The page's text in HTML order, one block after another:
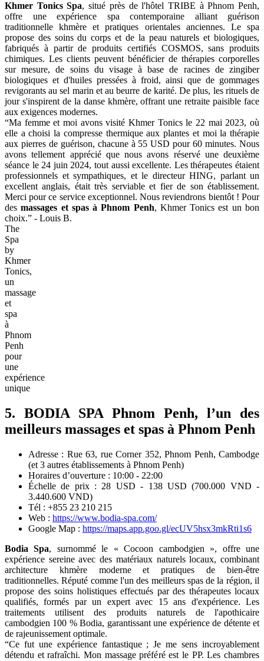
Khmer Tonics Spa, situé près de l'hôtel TRIBE à Phnom Penh,
offre une expérience spa contemporaine alliant guérison
traditionnelle khmère et pratiques orientales anciennes. Le spa
propose des soins du corps et de la peau naturels et biologiques,
fabriqués à partir de produits certifiés COSMOS, sans produits
chimiques. Les clients peuvent bénéficier de thérapies corporelles
sur mesure, de soins du visage à base de racines de zingiber
biologiques et d'huiles pressées à froid, ainsi que de gommages
revigorants au sel marin et au beurre de karité. De plus, les rituels de
jour s'inspirent de la danse khmère, offrant une retraite paisible face
aux exigences modernes.
“Ma femme et moi avons visité Khmer Tonics le 22 mai 2023, où
elle a choisi la compresse thermique aux plantes et moi la thérapie
aux pierres de guérison, chacune à 55 USD pour 60 minutes. Nous
avons tellement apprécié que nous avons réservé une deuxième
séance le 24 juin 2024, tout aussi excellente. Les thérapeutes étaient
professionnels et sympathiques, et le directeur HING, parlant un
excellent anglais, était très serviable et fier de son établissement.
Merci pour ce service exceptionnel. Nous reviendrons bientôt ! Pour
desmassages et spas à Phnom Penh, Khmer Tonics est un bon
choix.” - Louis B.
The
Spa
by
Khmer
Tonics,
un
massage
et
spa
à
Phnom
Penh
pour
une
expérience
unique
5. BODIA SPA Phnom Penh, l’un des
meilleurs massages et spas à Phnom Penh
Adresse : Rue 63, rue Corner 352, Phnom Penh, Cambodge
(et 3 autres établissements à Phnom Penh)
Horaires d’ouverture : 10:00 - 22:00
Échelle de prix : 28 USD - 138 USD (700.000 VND -
3.440.600 VND)
Tél : +855 23 210 215
Web : https://www.bodia-spa.com/
Google Map : https://maps.app.goo.gl/ecUV5hsx3mkRti1s6
Bodia Spa, surnommé le « Cocoon cambodgien », offre une
expérience sereine avec des matériaux naturels locaux, combinant
architecture khmère moderne et pratiques de bien-être
traditionnelles. Réputé comme l'un des meilleurs spas de la région, il
propose des soins holistiques effectués par des thérapeutes locaux
qualifiés, formés par un expert avec 15 ans d'expérience. Les
traitements utilisent des produits naturels de l'apothicaire
cambodgien 100 % Bodia, garantissant une expérience de détente et
de rajeunissement optimale.
“Ce fut une expérience fantastique ; Je me sens incroyablement
détendu et rafraîchi. Mon massage préféré est le PP. Les chambres